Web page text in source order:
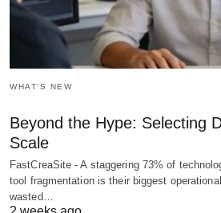
WHAT'S NEW
Beyond the Hype: Selecting
Scale
FastCreaSite - A staggering 73% of
tool fragmentation is their biggest
wasted…